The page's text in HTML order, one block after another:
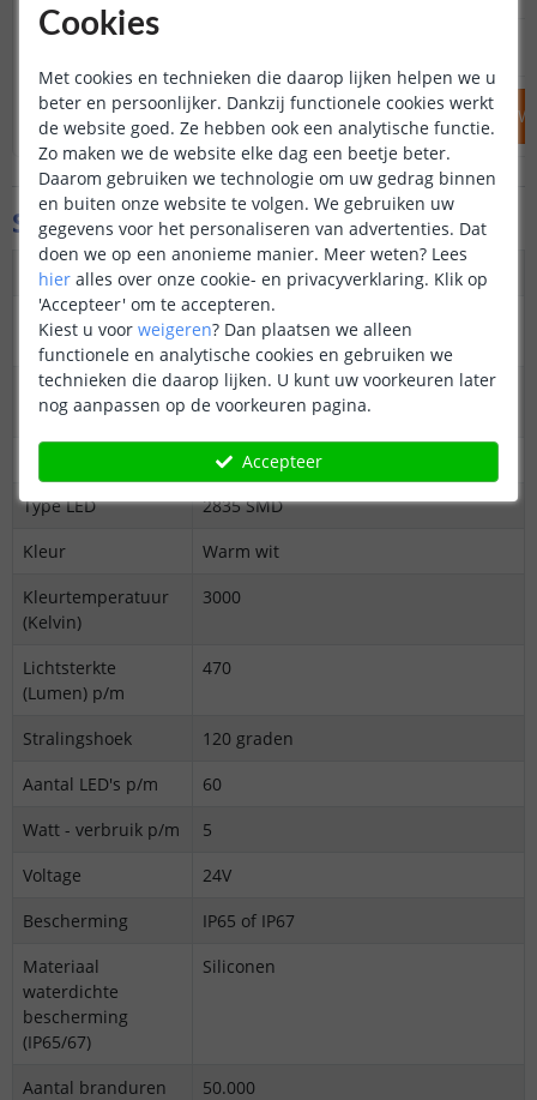
IN WINKELWAGEN IN
Specificaties
Dimbaar
Ja
3M plakstrip over
gehele lengte
Ja
Op maat te
knippen
Elke 5 cm
Download
Type LED
2835 SMD
Kleur
Warm wit
Kleurtemperatuur
(Kelvin)
3000
Lichtsterkte
(Lumen) p/m
470
Stralingshoek
120 graden
Aantal LED's p/m
60
Watt - verbruik p/m
5
Voltage
24V
Bescherming
IP65 of IP67
Materiaal
waterdichte
bescherming
(IP65/67)
Siliconen
Aantal branduren
50.000
Cookies
Met cookies en technieken die daarop lijken helpen we u
beter en persoonlijker. Dankzij functionele cookies werkt
de website goed. Ze hebben ook een analytische functie.
Zo maken we de website elke dag een beetje beter.
Daarom gebruiken we technologie om uw gedrag binnen
en buiten onze website te volgen. We gebruiken uw
gegevens voor het personaliseren van advertenties. Dat
doen we op een anonieme manier. Meer weten? Lees
hier alles over onze cookie- en privacyverklaring. Klik op
'Accepteer' om te accepteren.
Kiest u voor weigeren? Dan plaatsen we alleen
functionele en analytische cookies en gebruiken we
technieken die daarop lijken. U kunt uw voorkeuren later
nog aanpassen op de voorkeuren pagina.
Accepteer